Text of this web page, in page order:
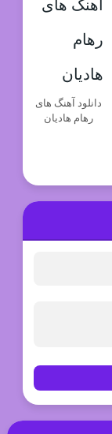
دانلود آهنگ های
رهام هادیان